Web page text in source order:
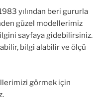
yılından beri gururla
güzel modellerimiz
sayfaya gidebilirsiniz.
bilgi alabilir ve ölçü
görmek için